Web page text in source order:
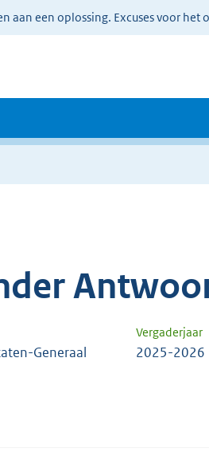
aan een oplossing. Excuses voor het
Vergaderjaar
Generaal 2025-2026